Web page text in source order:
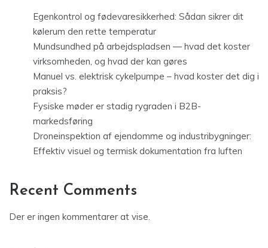
Egenkontrol og fødevaresikkerhed: Sådan sikrer dit
kølerum den rette temperatur
Mundsundhed på arbejdspladsen — hvad det koster
virksomheden, og hvad der kan gøres
Manuel vs. elektrisk cykelpumpe – hvad koster det dig i
praksis?
Fysiske møder er stadig rygraden i B2B-
markedsføring
Droneinspektion af ejendomme og industribygninger:
Effektiv visuel og termisk dokumentation fra luften
Recent Comments
Der er ingen kommentarer at vise.